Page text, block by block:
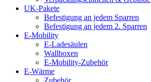
UK-Pakete
Befestigung an jedem Sparren
Befestigung an jedem 2. Sparren
E-Mobility
E-Ladesäulen
Wallboxen
E-Mobility-Zubehör
E-Wärme
Zubehör